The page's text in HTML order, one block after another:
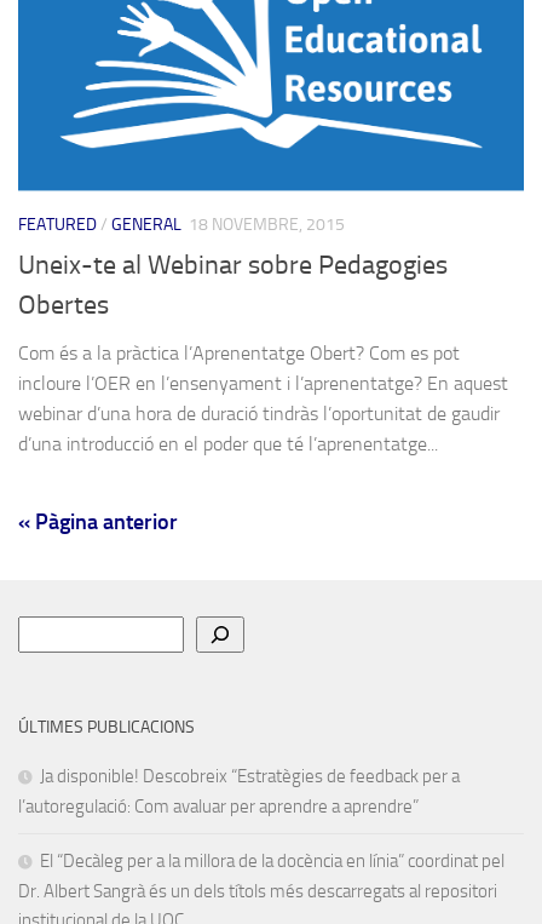
FEATURED/ GENERAL 18 NOVEMBRE, 2015
Uneix-te al Webinar sobre Pedagogies
Obertes
Com és a la pràctica l’Aprenentatge Obert? Com es pot
incloure l’OER en l’ensenyament i l’aprenentatge? En aquest
webinar d’una hora de duració tindràs l’oportunitat de gaudir
d’una introducció en el poder que té l’aprenentatge...
« Pàgina anterior
ÚLTIMES PUBLICACIONS
Ja disponible! Descobreix “Estratègies de feedback per a
l’autoregulació: Com avaluar per aprendre a aprendre”
El “Decàleg per a la millora de la docència en línia” coordinat pel
Dr. Albert Sangrà és un dels títols més descarregats al repositori